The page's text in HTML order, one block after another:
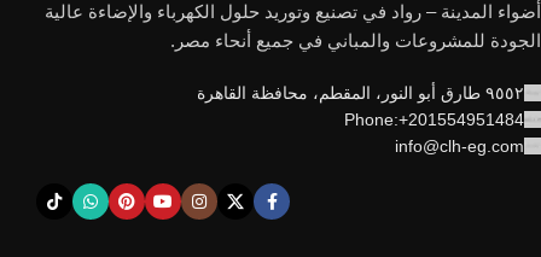
أضواء المدينة – رواد في تصنيع وتوريد حلول الكهرباء والإضاءة عالية
الجودة للمشروعات والمباني في جميع أنحاء مصر.
٩٥٥٢ طارق أبو النور، المقطم، محافظة القاهرة
Phone:+201554951484
info@clh-eg.com